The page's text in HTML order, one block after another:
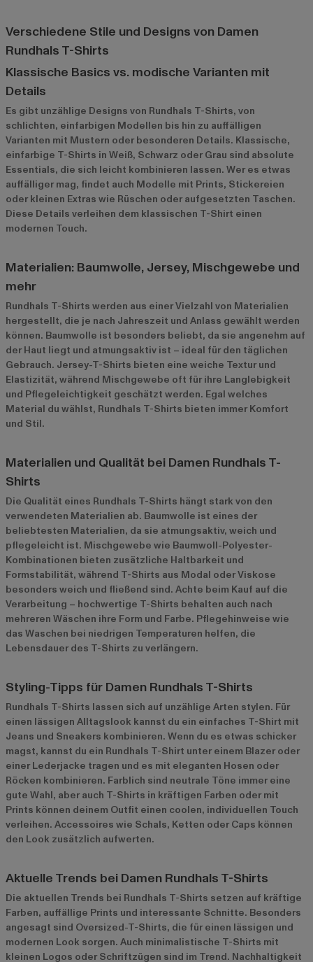
Verschiedene Stile und Designs von Damen
Rundhals T-Shirts
Klassische Basics vs. modische Varianten mit
Details
Es gibt unzählige Designs von Rundhals T-Shirts, von
schlichten, einfarbigen Modellen bis hin zu auffälligen
Varianten mit Mustern oder besonderen Details. Klassische,
einfarbige T-Shirts in Weiß, Schwarz oder Grau sind absolute
Essentials, die sich leicht kombinieren lassen. Wer es etwas
auffälliger mag, findet auch Modelle mit Prints, Stickereien
oder kleinen Extras wie Rüschen oder aufgesetzten Taschen.
Diese Details verleihen dem klassischen T-Shirt einen
modernen Touch.
Materialien: Baumwolle, Jersey, Mischgewebe und
mehr
Rundhals T-Shirts werden aus einer Vielzahl von Materialien
hergestellt, die je nach Jahreszeit und Anlass gewählt werden
können. Baumwolle ist besonders beliebt, da sie angenehm auf
der Haut liegt und atmungsaktiv ist – ideal für den täglichen
Gebrauch. Jersey-T-Shirts bieten eine weiche Textur und
Elastizität, während Mischgewebe oft für ihre Langlebigkeit
und Pflegeleichtigkeit geschätzt werden. Egal welches
Material du wählst, Rundhals T-Shirts bieten immer Komfort
und Stil.
Materialien und Qualität bei Damen Rundhals T-
Shirts
Die Qualität eines Rundhals T-Shirts hängt stark von den
verwendeten Materialien ab. Baumwolle ist eines der
beliebtesten Materialien, da sie atmungsaktiv, weich und
pflegeleicht ist. Mischgewebe wie Baumwoll-Polyester-
Kombinationen bieten zusätzliche Haltbarkeit und
Formstabilität, während T-Shirts aus Modal oder Viskose
besonders weich und fließend sind. Achte beim Kauf auf die
Verarbeitung – hochwertige T-Shirts behalten auch nach
mehreren Wäschen ihre Form und Farbe. Pflegehinweise wie
das Waschen bei niedrigen Temperaturen helfen, die
Lebensdauer des T-Shirts zu verlängern.
Styling-Tipps für Damen Rundhals T-Shirts
Rundhals T-Shirts lassen sich auf unzählige Arten stylen. Für
einen lässigen Alltagslook kannst du ein einfaches T-Shirt mit
Jeans und Sneakers kombinieren. Wenn du es etwas schicker
magst, kannst du ein Rundhals T-Shirt unter einem Blazer oder
einer Lederjacke tragen und es mit eleganten Hosen oder
Röcken kombinieren. Farblich sind neutrale Töne immer eine
gute Wahl, aber auch T-Shirts in kräftigen Farben oder mit
Prints können deinem Outfit einen coolen, individuellen Touch
verleihen. Accessoires wie Schals, Ketten oder Caps können
den Look zusätzlich aufwerten.
Aktuelle Trends bei Damen Rundhals T-Shirts
Die aktuellen Trends bei Rundhals T-Shirts setzen auf kräftige
Farben, auffällige Prints und interessante Schnitte. Besonders
angesagt sind Oversized-T-Shirts, die für einen lässigen und
modernen Look sorgen. Auch minimalistische T-Shirts mit
kleinen Logos oder Schriftzügen sind im Trend. Nachhaltigkeit